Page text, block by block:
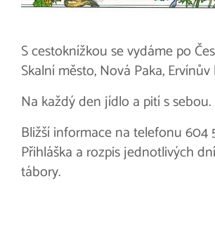
S cestoknížkou se vydáme po
Skalní město, Nová Paka, Ervínův
Na každý den jídlo a pití s sebou.
Bližší informace na telefonu 604
Přihláška a rozpis jednotlivých
tábory.